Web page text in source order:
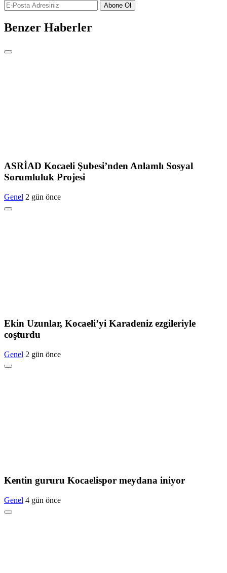
Abone Ol
Benzer Haberler
ASRİAD Kocaeli Şubesi’nden Anlamlı Sosyal
Sorumluluk Projesi
Genel 2 gün önce
Ekin Uzunlar, Kocaeli’yi Karadeniz ezgileriyle
coşturdu
Genel 2 gün önce
Kentin gururu Kocaelispor meydana iniyor
Genel 4 gün önce